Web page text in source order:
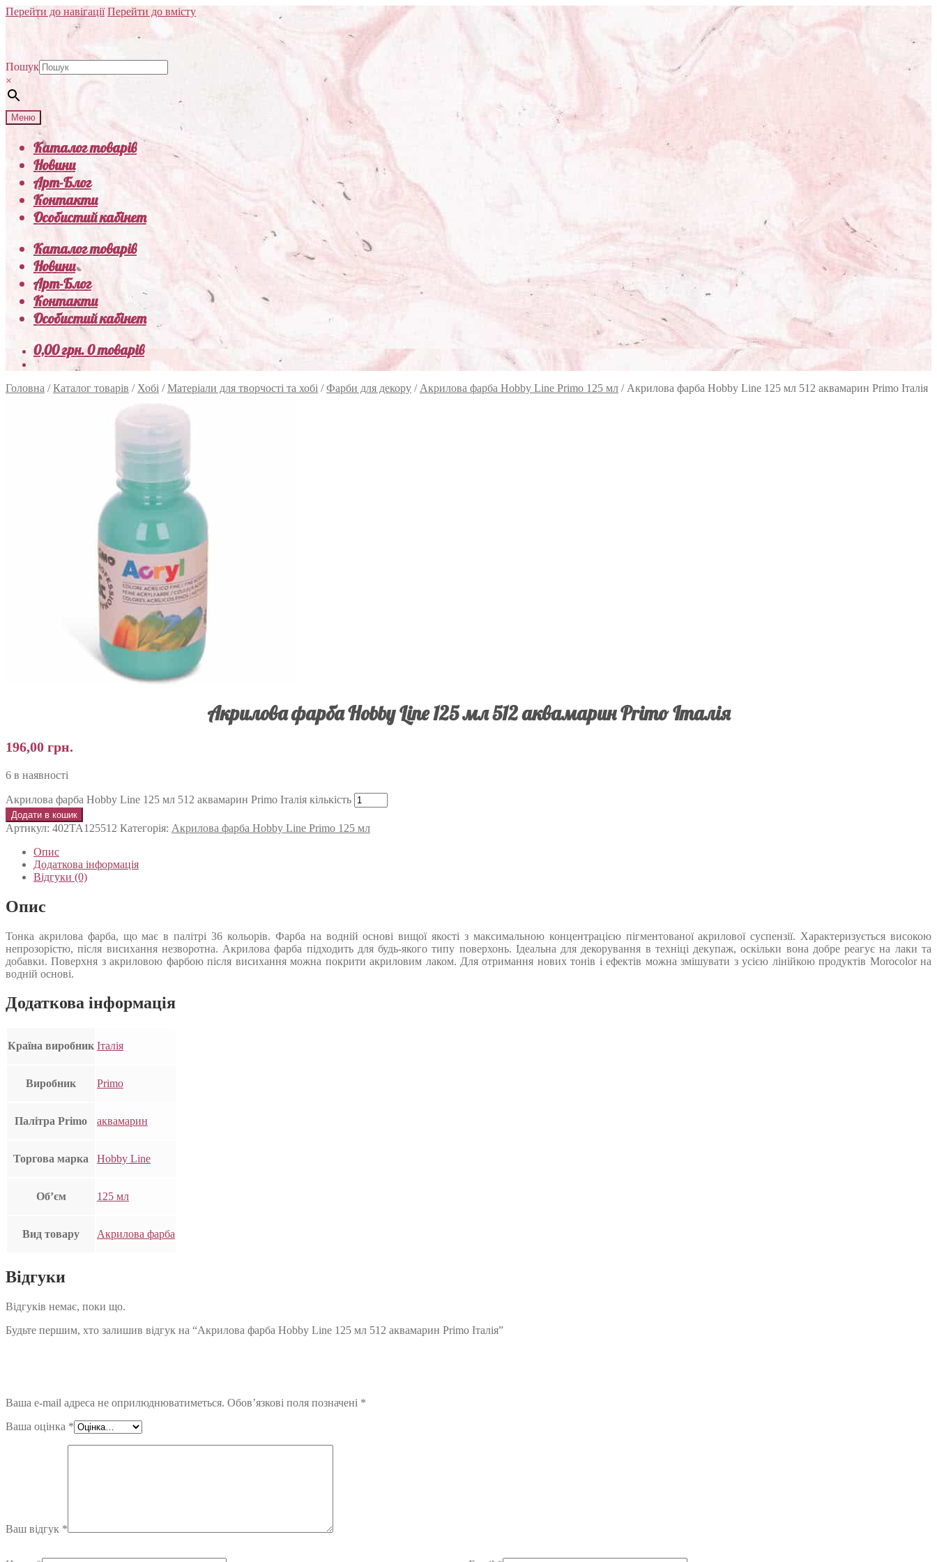
Перейти до навігації Перейти до вмісту
Пошук
×
Меню
Каталог товарів
Новини
Арт-Блог
Контакти
Особистий кабінет
Каталог товарів
Новини
Арт-Блог
Контакти
Особистий кабінет
0,00грн.0 товарів
Головна /Каталог товарів / Хобі /Матеріали для творчості та хобі /Фарби для декору / Акрилова фарба Hobby Line Primo 125 мл / Акрилова фарба Hobby Line 125 мл 512 аквамарин Primo Італія
Акрилова фарба Hobby Line 125 мл 512 аквамарин Primo Італія
196,00 грн.
6 в наявності
Акрилова фарба Hobby Line 125 мл 512 аквамарин Primo Італія кількість
Додати в кошик
Артикул: 402TA125512 Категорія: Акрилова фарба Hobby Line Primo 125 мл
Опис
Додаткова інформація
Відгуки (0)
Опис
Тонка акрилова фарба, що має в палітрі 36 кольорів. Фарба на водній основі вищої якості з максимальною концентрацією пігментованої акрилової суспензії. Характеризується високою
непрозорістю, після висихання незворотна. Акрилова фарба підходить для будь-якого типу поверхонь. Ідеальна для декорування в техніці декупаж, оскільки вона добре реагує на лаки та
добавки. Поверхня з акриловою фарбою після висихання можна покрити акриловим лаком. Для отримання нових тонів і ефектів можна змішувати з усією лінійкою продуктів Morocolor на
водній основі.
Додаткова інформація
Країна виробник Італія
Виробник Primo
Палітра Primo аквамарин
Торгова марка Hobby Line
Об’єм 125 мл
Вид товару Акрилова фарба
Відгуки
Відгуків немає, поки що.
Будьте першим, хто залишив відгук на “Акрилова фарба Hobby Line 125 мл 512 аквамарин Primo Італія”
Ваша e-mail адреса не оприлюднюватиметься. Обов’язкові поля позначені *
Ваша оцінка *
Ваш відгук *